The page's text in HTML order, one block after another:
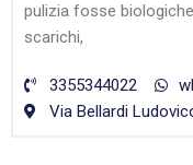
pulizia fosse
scarichi,
3355344022
Via Bellardi